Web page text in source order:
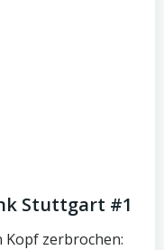
Stuttgart #1
Kopf zerbrochen: